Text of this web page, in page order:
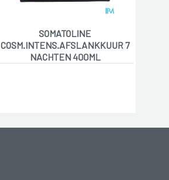
SOMATOLINE
COSM.INTENS.AFSLANKKUUR 7
NACHTEN 400ML